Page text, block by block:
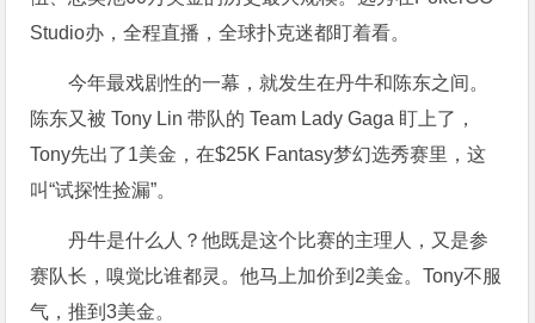
Studio办，全程直播，全球扑克迷都盯着看。
今年最戏剧性的一幕，就发生在丹牛和陈东之间。
陈东又被 Tony Lin 带队的 Team Lady Gaga 盯上了，
Tony先出了1美金，在$25K Fantasy梦幻选秀赛里，这
叫“试探性捡漏”。
丹牛是什么人？他既是这个比赛的主理人，又是参
赛队长，嗅觉比谁都灵。他马上加价到2美金。Tony不服
气，推到3美金。